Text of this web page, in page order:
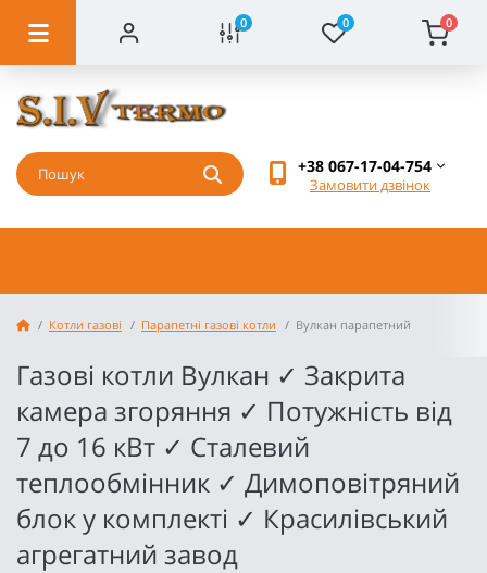
0 0 0
+38 067-17-04-754
Замовити дзвінок
Котли газові Парапетні газові котли Вулкан парапетний
Газові котли Вулкан ✓ Закрита
камера згоряння ✓ Потужність від
7 до 16 кВт ✓ Сталевий
теплообмінник ✓ Димоповітряний
блок у комплекті ✓ Красилівський
агрегатний завод